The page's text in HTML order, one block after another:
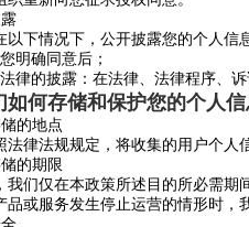
以下情况下，公开披露您的个人信
明确同意后；
法律的披露：在法律、法律程序、
如何存储和保护您的个人
的地点
法律法规规定，将收集的用户个人
的期限
我们仅在本政策所述目的所必需期
品或服务发生停止运营的情形时，